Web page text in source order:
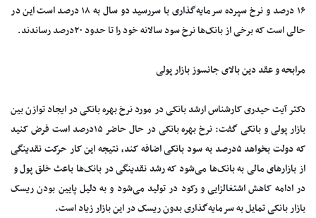
۱۶ درصد و نرخ سپرده سرمایه‌گذاری با سررسید دو سال به ۱۸ درصد است این در
حالی است که برخی از بانک‌ها نرخ سود سالانه خود را تا حدود ۲۰درصد رساندند.
مرابحه و عقد دین بالای جانسوز بازار پولی
دکتر آیت حیدری کارشناس ارشد بانکی در مورد نرخ بهره بانکی در ایجاد توازن بین
بازار پولی و بانکی گفت: نرخ بهره بانکی در حال حاضر ۱۵درصد است فرض کنید
که دولت بخواهد ۵درصد به سود بانکی اضافه کند، نتیجه این کار حرکت نقدینگی
از بازارهای مالی به بانک‌ها می‌شود که رشد نقدینگی در بانک‌ها باعث خلق پول و
در ادامه کاهش اشتغالزایی و رکود در تولید می‌شود و به دلیل پایین بودن ریسک
بازار بانکی تمایل به سرمایه‌گذاری بدون ریسک در این بازار زیاد است.